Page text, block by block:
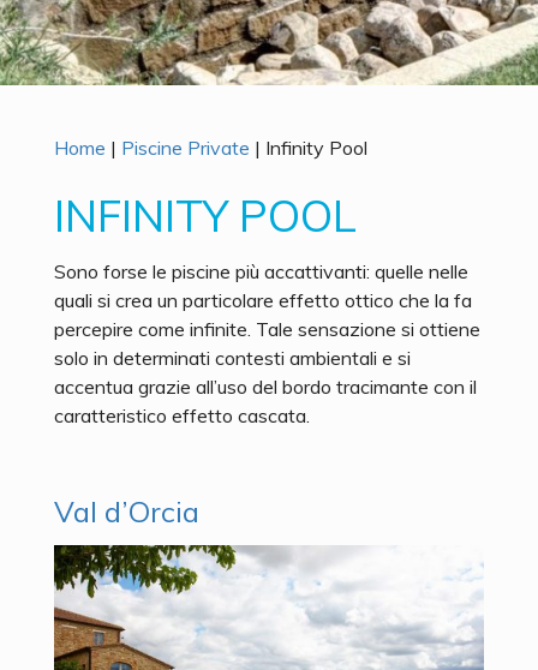
Home | Piscine Private | Infinity Pool
INFINITY POOL
Sono forse le piscine più accattivanti: quelle nelle
quali si crea un particolare effetto ottico che la fa
percepire come infinite. Tale sensazione si ottiene
solo in determinati contesti ambientali e si
accentua grazie all’uso del bordo tracimante con il
caratteristico effetto cascata.
Val d’Orcia